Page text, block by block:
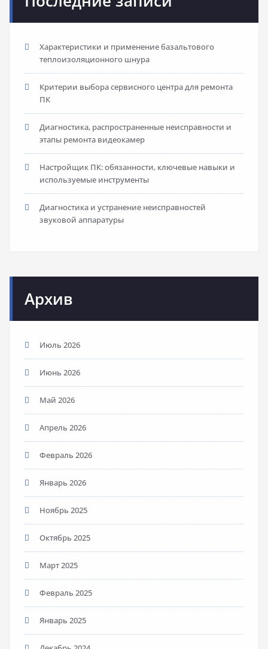
Характеристики и применение базальтового
теплоизоляционного шнура
Критерии выбора сервисного центра для ремонта
ПК
Диагностика, распространенные неисправности и
этапы ремонта видеокамер
Настройщик ПК: обязанности, ключевые навыки и
используемые инструменты
Диагностика и устранение неисправностей
звуковой аппаратуры
Архив
Июль 2026
Июнь 2026
Май 2026
Апрель 2026
Февраль 2026
Январь 2026
Ноябрь 2025
Октябрь 2025
Март 2025
Февраль 2025
Январь 2025